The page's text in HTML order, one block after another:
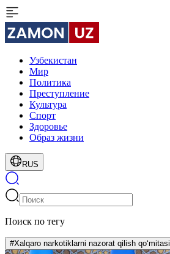
Узбекистан
Мир
Политика
Преступление
Культура
Спорт
Здоровье
Образ жизни
RUS
Поиск по тегу
#Xalqaro narkotiklarni nazorat qilish qo‘mitasi